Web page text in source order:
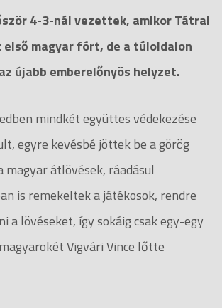
4-3-nál vezettek, amikor Tátrai
első magyar fórt, de a túloldalon
újabb emberelőnyös helyzet.
mindkét együttes védekezése
egyre kevésbé jöttek be a görög
magyar átlövések, ráadásul
is remekeltek a játékosok, rendre
a lövéseket, így sokáig csak egy-egy
Vigvári Vince lőtte